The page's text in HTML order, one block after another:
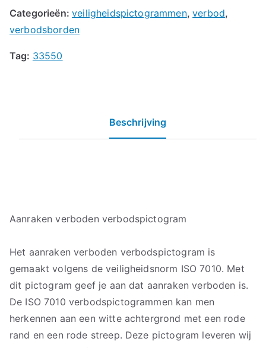
Categorieën:veiligheidspictogrammen,verbod,
verbodsborden
Tag: 33550
Beschrijving
Aanraken verboden verbodspictogram
Het aanraken verboden verbodspictogram is
gemaakt volgens de veiligheidsnorm ISO 7010. Met
dit pictogram geef je aan dat aanraken verboden is.
De ISO 7010 verbodspictogrammen kan men
herkennen aan een witte achtergrond met een rode
rand en een rode streep. Deze pictogram leveren wij